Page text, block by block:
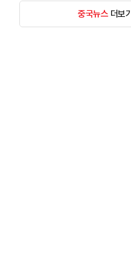
중국뉴스더보기